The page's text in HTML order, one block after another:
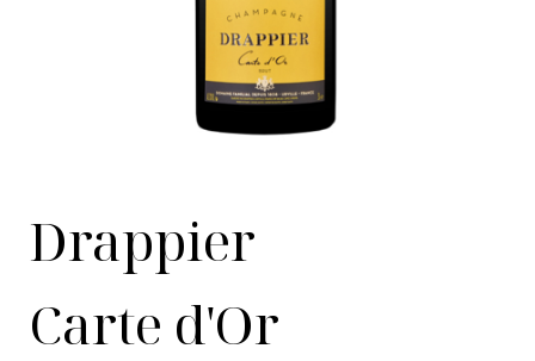
Drappier
Carte d'Or